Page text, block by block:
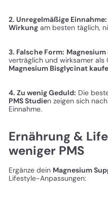
2. Unregelmäßige Einnahme:
Wirkung am besten täglich,
3. Falsche Form:
verträglich und wirksamer
Magnesium Bisglycinat
4. Zu wenig Geduld: Die
PMS Studien zeigen sich
Einnahme.
Ernährung &
weniger PMS
Ergänze dein Magnesium
Lifestyle-Anpassungen: